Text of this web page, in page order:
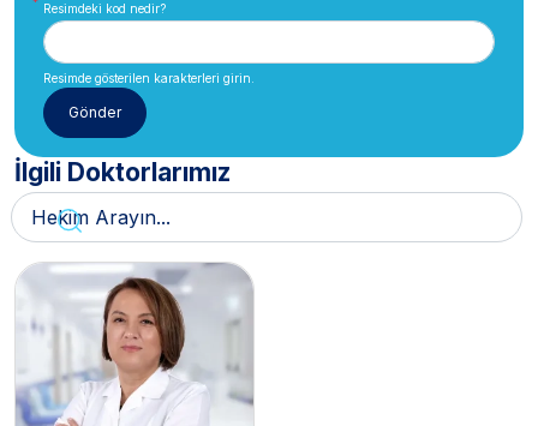
Resimdeki kod nedir?
Resimde gösterilen karakterleri girin.
İlgili Doktorlarımız